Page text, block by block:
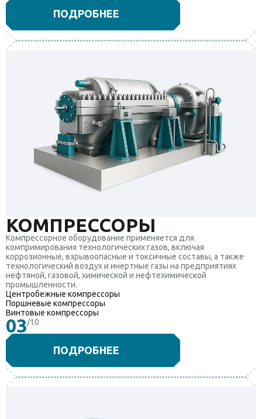
ПОДРОБНЕЕ
КОМПРЕССОРЫ
Компрессорное оборудование применяется для
компримирования технологических газов, включая
коррозионные, взрывоопасные и токсичные составы, а также
технологический воздух и инертные газы на предприятиях
нефтяной, газовой, химической и нефтехимической
промышленности.
Центробежные компрессоры
Поршневые компрессоры
Винтовые компрессоры
03/10
ПОДРОБНЕЕ